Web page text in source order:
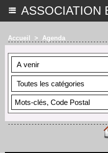
ASSOCIATION
Accueil > Agenda